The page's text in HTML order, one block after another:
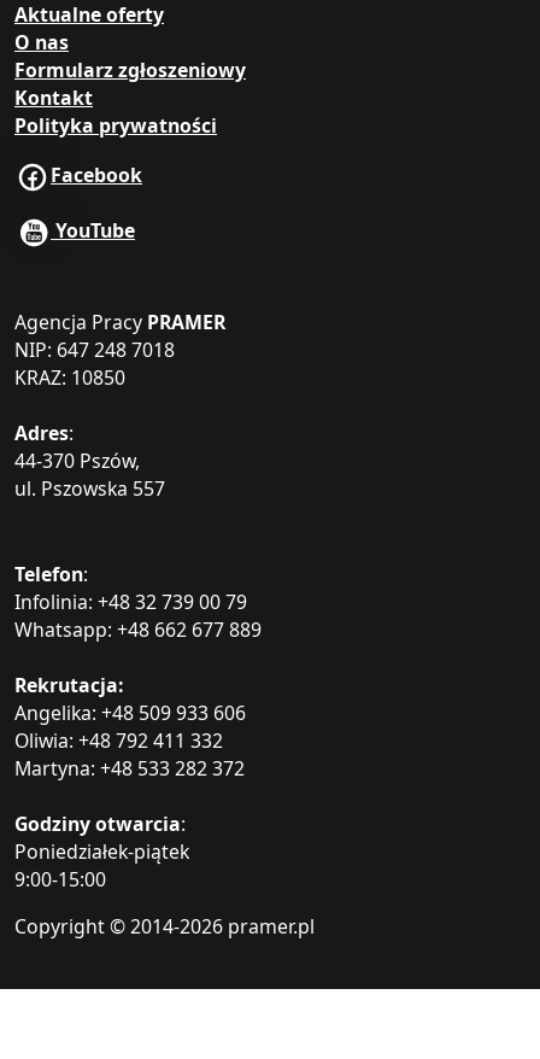
Aktualne oferty
O nas
Formularz zgłoszeniowy
Kontakt
Polityka prywatności
Facebook
YouTube
Agencja Pracy PRAMER
NIP: 647 248 7018
KRAZ: 10850
Adres:
44-370 Pszów,
ul. Pszowska 557
Telefon:
Infolinia: +48 32 739 00 79
Whatsapp: +48 662 677 889
Rekrutacja:
Angelika: +48 509 933 606
Oliwia: +48 792 411 332
Martyna: +48 533 282 372
Godziny otwarcia:
Poniedziałek-piątek
9:00-15:00
Copyright © 2014-2026 pramer.pl